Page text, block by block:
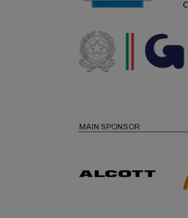
MAIN SPONSOR